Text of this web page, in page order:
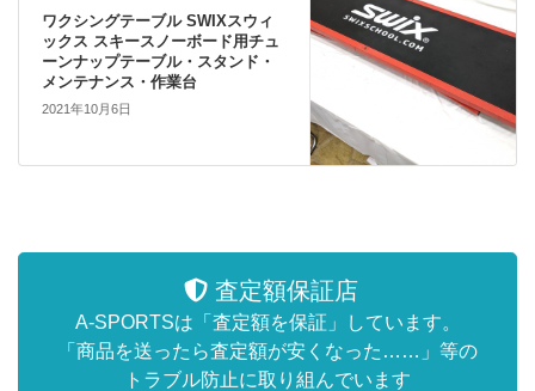
ワクシングテーブル SWIXスウィ
ックス スキースノーボード用チュ
ーンナップテーブル・スタンド・
メンテナンス・作業台
2021年10月6日
査定額保証店
A-SPORTSは「査定額を保証」しています。
「商品を送ったら査定額が安くなった……」等の
トラブル防止に取り組んでいます